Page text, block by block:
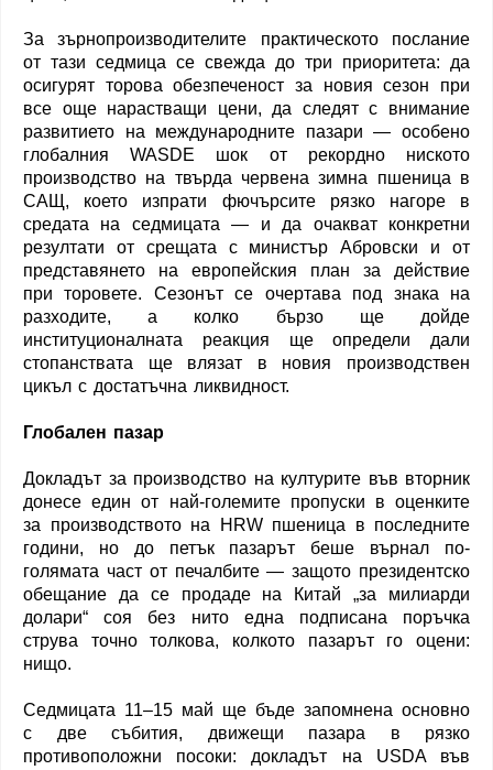
За зърнопроизводителите практическото послание
от тази седмица се свежда до три приоритета: да
осигурят торова обезпеченост за новия сезон при
все още нарастващи цени, да следят с внимание
развитието на международните пазари — особено
глобалния WASDE шок от рекордно ниското
производство на твърда червена зимна пшеница в
САЩ, което изпрати фючърсите рязко нагоре в
средата на седмицата — и да очакват конкретни
резултати от срещата с министър Абровски и от
представянето на европейския план за действие
при торовете. Сезонът се очертава под знака на
разходите, а колко бързо ще дойде
институционалната реакция ще определи дали
стопанствата ще влязат в новия производствен
цикъл с достатъчна ликвидност.
Глобален пазар
Докладът за производство на културите във вторник
донесе един от най-големите пропуски в оценките
за производството на HRW пшеница в последните
години, но до петък пазарът беше върнал по-
голямата част от печалбите — защото президентско
обещание да се продаде на Китай „за милиарди
долари“ соя без нито една подписана поръчка
струва точно толкова, колкото пазарът го оцени:
нищо.
Седмицата 11–15 май ще бъде запомнена основно
с две събития, движещи пазара в рязко
противоположни посоки: докладът на USDA във